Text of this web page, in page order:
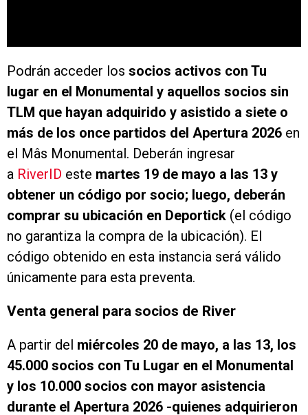
Podrán acceder los socios activos con Tu
lugar en el Monumental y aquellos socios sin
TLM que hayan adquirido y asistido a siete o
más de los once partidos del Apertura 2026 en
el Mâs Monumental. Deberán ingresar
a RiverID este martes 19 de mayo a las 13 y
obtener un código por socio; luego, deberán
comprar su ubicación en Deportick (el código
no garantiza la compra de la ubicación). El
código obtenido en esta instancia será válido
únicamente para esta preventa.
Venta general para socios de River
A partir del miércoles 20 de mayo, a las 13, los
45.000 socios con Tu Lugar en el Monumental
y los 10.000 socios con mayor asistencia
durante el Apertura 2026 -quienes adquirieron